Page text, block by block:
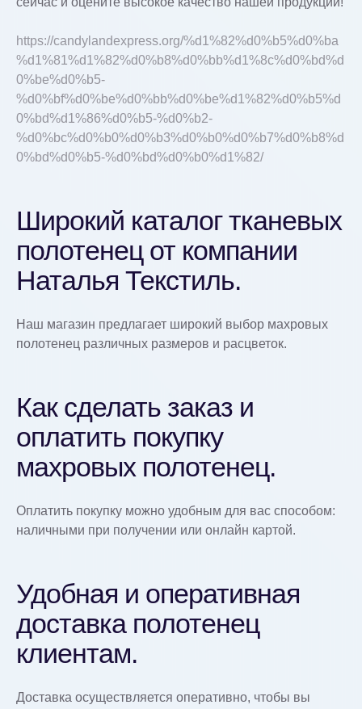
https://candylandexpress.org/%d1%82%d0%b5%d0%ba
%d1%81%d1%82%d0%b8%d0%bb%d1%8c%d0%bd%d
0%be%d0%b5-
%d0%bf%d0%be%d0%bb%d0%be%d1%82%d0%b5%d
0%bd%d1%86%d0%b5-%d0%b2-
%d0%bc%d0%b0%d0%b3%d0%b0%d0%b7%d0%b8%d
0%bd%d0%b5-%d0%bd%d0%b0%d1%82/
Широкий каталог тканевых
полотенец от компании
Наталья Текстиль.
Наш магазин предлагает широкий выбор махровых
полотенец различных размеров и расцветок.
Как сделать заказ и
оплатить покупку
махровых полотенец.
Оплатить покупку можно удобным для вас способом:
наличными при получении или онлайн картой.
Удобная и оперативная
доставка полотенец
клиентам.
Доставка осуществляется оперативно, чтобы вы